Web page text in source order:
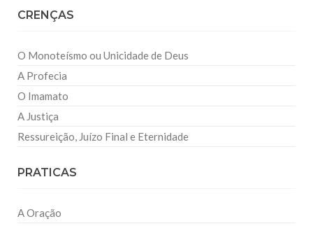
CRENÇAS
O Monoteísmo ou Unicidade de Deus
A Profecia
O Imamato
A Justiça
Ressureição, Juízo Final e Eternidade
PRATICAS
A Oração